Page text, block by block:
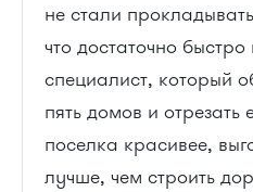
не стали
что достаточно быстро
специалист, который
пять домов и
поселка красивее,
лучше, чем строить